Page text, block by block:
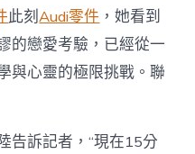
此刻Audi零件 ，她看到
的戀愛考驗，已經從一
與心靈的極限挑戰。聯
告訴記者，“現在15分